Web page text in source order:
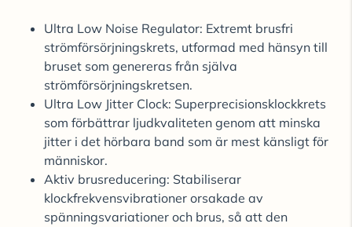
Ultra Low Noise Regulator: Extremt brusfri
strömförsörjningskrets, utformad med hänsyn till
bruset som genereras från själva
strömförsörjningskretsen.
Ultra Low Jitter Clock: Superprecisionsklockkrets
som förbättrar ljudkvaliteten genom att minska
jitter i det hörbara band som är mest känsligt för
människor.
Aktiv brusreducering: Stabiliserar
klockfrekvensvibrationer orsakade av
spänningsvariationer och brus, så att den